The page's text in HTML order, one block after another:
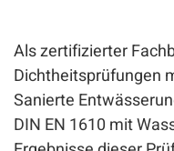
Als zertifizierter
Dichtheitsprüfungen
Sanierte
DIN EN 1610 mit